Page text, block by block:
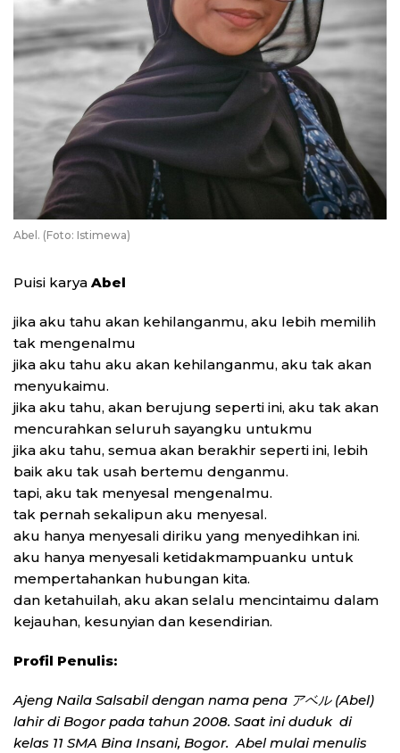
Abel. (Foto: Istimewa)
Puisi karya Abel
jika aku tahu akan kehilanganmu, aku lebih memilih
tak mengenalmu
jika aku tahu aku akan kehilanganmu, aku tak akan
menyukaimu.
jika aku tahu, akan berujung seperti ini, aku tak akan
mencurahkan seluruh sayangku untukmu
jika aku tahu, semua akan berakhir seperti ini, lebih
baik aku tak usah bertemu denganmu.
tapi, aku tak menyesal mengenalmu.
tak pernah sekalipun aku menyesal.
aku hanya menyesali diriku yang menyedihkan ini.
aku hanya menyesali ketidakmampuanku untuk
mempertahankan hubungan kita.
dan ketahuilah, aku akan selalu mencintaimu dalam
kejauhan, kesunyian dan kesendirian.
Profil Penulis:
Ajeng Naila Salsabil dengan nama pena アベル (Abel)
lahir di Bogor pada tahun 2008. Saat ini duduk di
kelas 11 SMA Bina Insani, Bogor. Abel mulai menulis